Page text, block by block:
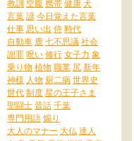
教訓 空腹 携帯健康犬
言葉諺今日覚えた言葉
仕事 思い出 侍時代
自動車 鹿七不思議 社会
謝罪呪い修行女子力 象
乗り物 植物 職業 尻新年
神様 人物 厨二病世界史
世代制度星の王子さま
聖闘士昔話千葉
専門用語煽り
大人のマナー 大仏 達人